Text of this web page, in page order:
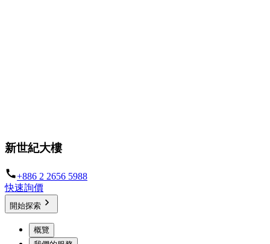
新世紀大樓
+886 2 2656 5988
快速詢價
開始探索
概覽